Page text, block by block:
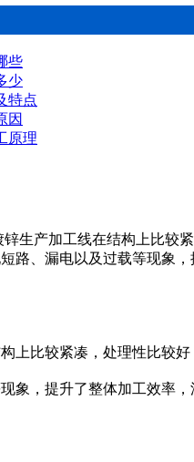
些
少
特点
因
原理
锌生产加工线在结构上比较
路、漏电以及过载等现象
上比较紧凑，处理性比较
象，提升了整体加工效率，